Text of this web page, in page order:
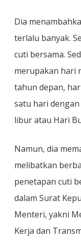
Dia
terlalu banyak.
cuti bersama.
merupakan hari
tahun depan,
satu hari
libur atau Hari
Namun, dia
melibatkan
penetapan cuti
dalam Surat
Menteri, yakni
Kerja dan